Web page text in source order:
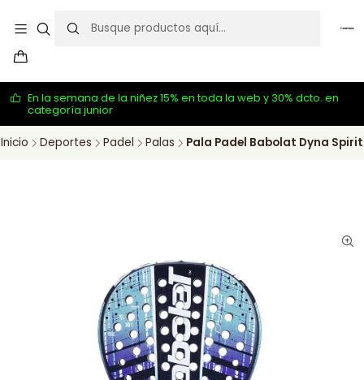
En la semana de la niñez 15% en toda la web y 30% dcto. en
categoría junior
Inicio Deportes Padel Palas Pala Padel Babolat Dyna Spirit